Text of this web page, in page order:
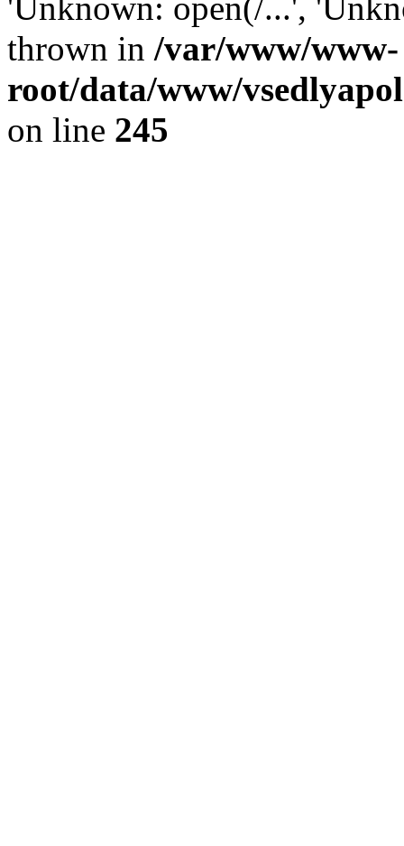
thrown in /var/www/www-
root/data/www/
on line 245